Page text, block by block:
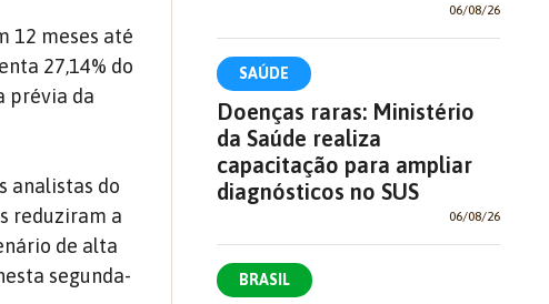
12 meses até
27,14% do
prévia da
analistas do
reduziram a
de alta
segunda-
06/08/26
SAÚDE
Doenças raras: Ministério
da Saúde realiza
capacitação para ampliar
diagnósticos no SUS
06/08/26
BRASIL